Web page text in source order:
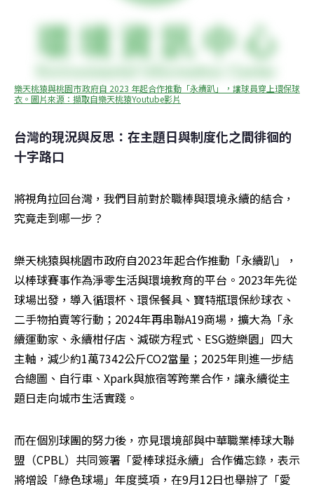
樂天桃猿與桃園市政府自 2023 年起合作推動「永續趴」，讓球員穿上環保球
衣。圖片來源：擷取自樂天桃猿Youtube影片
台灣的現況與反思：在主題日與制度化之間徘徊的
十字路口
將視角拉回台灣，我們目前對於職棒與環境永續的結合，
究竟走到哪一步？
樂天桃猿與桃園市政府自2023年起合作推動「永續趴」，
以棒球賽事作為淨零生活與環境教育的平台。2023年先從
球場出發，導入循環杯、環保餐具、寶特瓶環保紗球衣、
二手物拍賣等行動；2024年再串聯A19商場，擴大為「永
續運動家、永續柑仔店、減碳方程式、ESG遊樂園」四大
主軸，減少約1萬7342公斤CO2當量；2025年則進一步結
合總圖、自行車、Xpark與旅宿等跨業合作，讓永續從主
題日走向城市生活實踐。
而在個別球團的努力後，亦見環境部與中華職業棒球大聯
盟（CPBL）共同簽署「愛棒球挺永續」合作備忘錄，表示
將增設「綠色球場」年度獎項，在9月12日也舉辦了「愛